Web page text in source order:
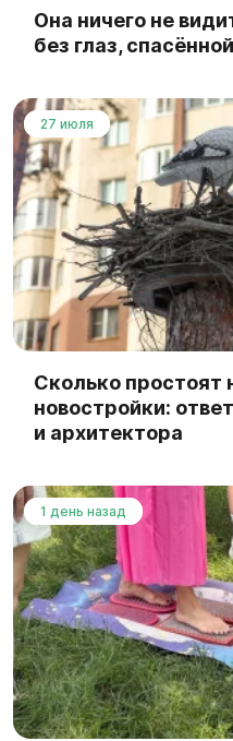
Она ничего не
без глаз,
27 июля
Сколько простоят
новостройки:
и архитектора
1 день назад